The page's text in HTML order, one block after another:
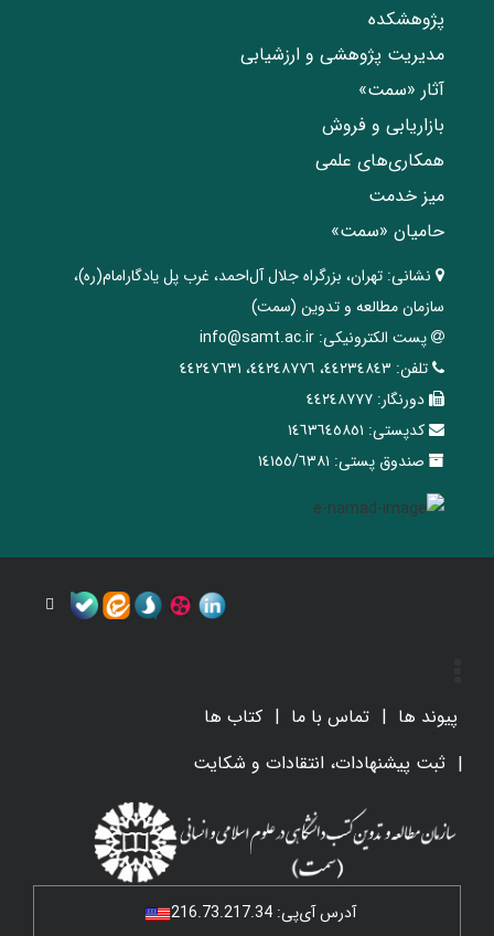
پژوهشکده
مدیریت پژوهشی و ارزشیابی
آثار «سمت»
بازاریابی و فروش
همکاری‌های علمی
میز خدمت
حامیان «سمت»
نشانی: تهران، ‌بزرگراه ‌جلال آل‌احمد، غرب پل يادگار‌امام(ره)‌،
سازمان مطالعه و تدوین‌ (سمت)
پست الکترونیکی: info@samt.ac.ir
تلفن: ٤٤٢٣٤٨٤٣، ٤٤٢٤٨٧٧٦، ٤٤٢٤٧٦٣١
دورنگار: ٤٤٢٤٨٧٧٧
کدپستی: ١٤٦٣٦٤٥٨٥١
صندوق پستی: ١٤١٥٥/٦٣٨١
پیوند ها تماس با ما
کتاب ها
ثبت پیشنهادات، انتقادات و شکایت
آدرس آی‌پی: 216.73.217.34